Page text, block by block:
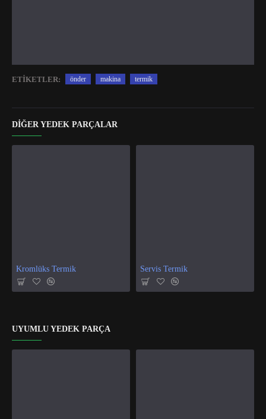
ETIKETLER: önder makina termik
DIĞER YEDEK PARÇALAR
Kromlüks Termik Servis Termik
UYUMLU YEDEK PARÇA